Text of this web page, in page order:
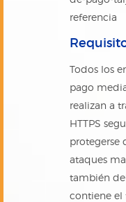
referencia
Todos los
pago
realizan a
HTTPS
protegerse
ataques
también
contiene el